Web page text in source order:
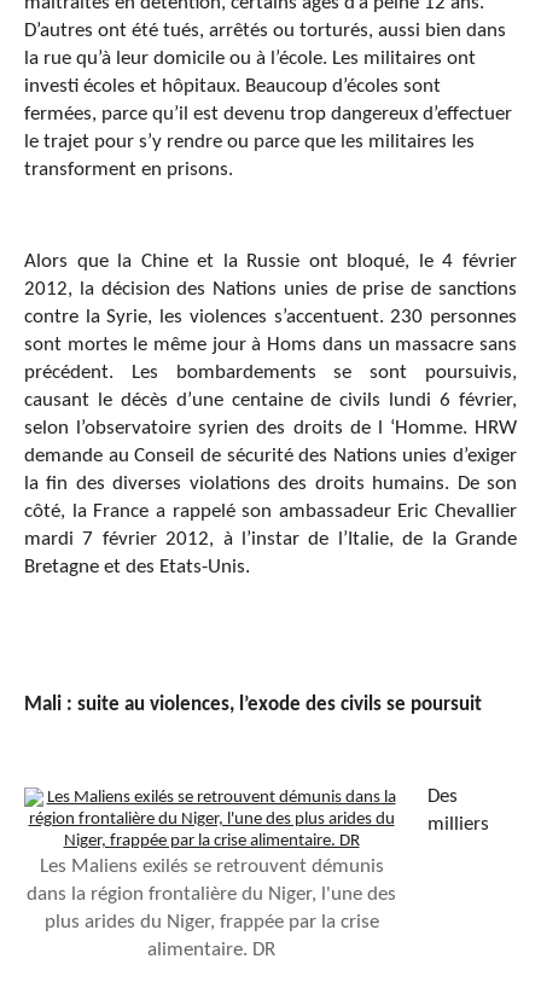
D’autres ont été tués, arrêtés ou torturés, aussi bien dans
la rue qu’à leur domicile ou à l’école. Les militaires ont
investi écoles et hôpitaux. Beaucoup d’écoles sont
fermées, parce qu’il est devenu trop dangereux d’effectuer
le trajet pour s’y rendre ou parce que les militaires les
transforment en prisons.
Alors que la Chine et la Russie ont bloqué, le 4 février
2012, la décision des Nations unies de prise de sanctions
contre la Syrie, les violences s’accentuent. 230 personnes
sont mortes le même jour à Homs dans un massacre sans
précédent. Les bombardements se sont poursuivis,
causant le décès d’une centaine de civils lundi 6 février,
selon l’observatoire syrien des droits de l ‘Homme. HRW
demande au Conseil de sécurité des Nations unies d’exiger
la fin des diverses violations des droits humains. De son
côté, la France a rappelé son ambassadeur Eric Chevallier
mardi 7 février 2012, à l’instar de l’Italie, de la Grande
Bretagne et des Etats-Unis.
Mali : suite au violences, l’exode des civils se poursuit
Les Maliens exilés se retrouvent démunis
dans la région frontalière du Niger, l'une des
plus arides du Niger, frappée par la crise
alimentaire. DR
Des
milliers